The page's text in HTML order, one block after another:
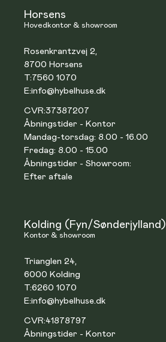
Horsens
Hovedkontor & showroom
Rosenkrantzvej 2,
8700 Horsens
T:7560 1070
E:info@hybelhuse.dk
CVR:37387207
Åbningstider - Kontor
Mandag-torsdag: 8.00 - 16.00
Fredag: 8.00 - 15.00
Åbningstider - Showroom:
Efter aftale
Kolding (Fyn/Sønderjylland)
Kontor & showroom
Trianglen 24,
6000 Kolding
T:6260 1070
E:info@hybelhuse.dk
CVR:41878797
Åbningstider - Kontor